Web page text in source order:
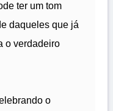
ter um tom
daqueles que já
o verdadeiro
o